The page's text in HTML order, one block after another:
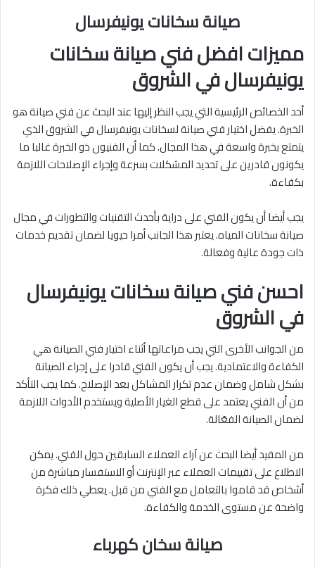
صيانة سخانات يونيفرسال
مميزات افضل فني صيانة سخانات
يونيفرسال في الشروق
أحد الخصائص الرئيسية التي يجب النظر إليها عند البحث عن فني صيانة هو
الخبرة. يفضل اختيار فني صيانة لسخانات يونيفرسال في الشروق الذي
يتمتع بخبرة واسعة في هذا المجال. كما أن الفنيون ذو الخبرة غالبا ما
يكونون قادرين على تحديد المشكلات بسرعة وإجراء الإصلاحات اللازمة
بكفاءة.
يجب أيضا أن يكون الفني على دراية بأحدث التقنيات والتطورات في مجال
صيانة سخانات المياه. يعتبر هذا الجانب أمرا حيويا لضمان تقديم خدمات
ذات جودة عالية وفعالة.
احسن فني صيانة سخانات يونيفرسال
في الشروق
من الجوانب الأخرى التي يجب مراعاتها أثناء اختيار فني الصيانة هي
الكفاءة والاعتمادية. يجب أن يكون الفني قادرا على إجراء الصيانة
بشكل شامل وضمان عدم تكرار المشاكل بعد الإصلاح. كما يجب التأكد
من أن الفني يعتمد على قطع الغيار الأصلية ويستخدم الأدوات اللازمة
لضمان الصيانة الفعّالة.
من المفيد أيضا البحث عن آراء العملاء السابقين حول الفني. يمكن
الاطلاع على تقييمات العملاء عبر الإنترنت أو الاستفسار مباشرة من
أشخاص قد قاموا بالتعامل مع الفني من قبل. يعطي ذلك فكرة
واضحة عن مستوى الخدمة والكفاءة.
صيانة سخان كهرباء